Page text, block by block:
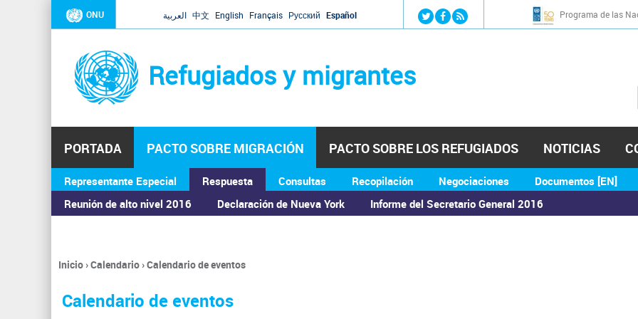
Jump to navigation
ONU العربية 中文 English Français Русский Español Programa de las
Refugiados y migrantes
PORTADA PACTO SOBRE MIGRACIÓN
Representante Especial
Respuesta
Reunión de alto nivel 2016
Declaración de Nueva York Informe del Secretario General 2016
Consultas Recopilación Negociaciones Documentos [EN]
PACTO SOBRE LOS REFUGIADOS NOTICIAS
ASAMBLEA GENERAL
Se
encuentra
usted
Inicio›Calendario›Calendario de eventos
Calendario de eventos